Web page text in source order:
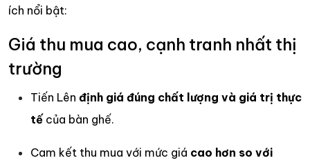
ích nổi bật:
Giá thu mua cao, cạnh tranh nhất thị
trường
Tiến Lên định giá đúng chất lượng và giá trị thực
tế của bàn ghế.
Cam kết thu mua với mức giá cao hơn so với